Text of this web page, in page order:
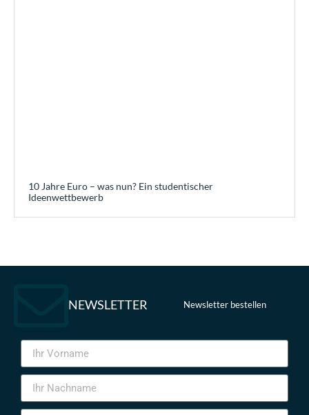
10 Jahre Euro – was nun? Ein studentischer
Ideenwettbewerb
NEWSLETTER Newsletter bestellen